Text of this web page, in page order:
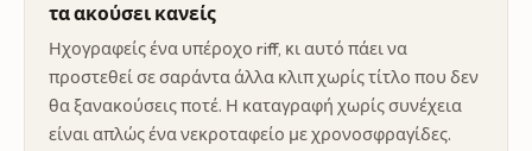
τα ακούσει κανείς
Ηχογραφείς ένα υπέροχο riff, κι αυτό πάει να
προστεθεί σε σαράντα άλλα κλιπ χωρίς τίτλο που δεν
θα ξανακούσεις ποτέ. Η καταγραφή χωρίς συνέχεια
είναι απλώς ένα νεκροταφείο με χρονοσφραγίδες.